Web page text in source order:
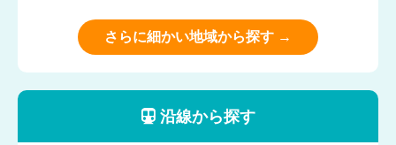
さらに細かい地域から探す →
沿線から探す